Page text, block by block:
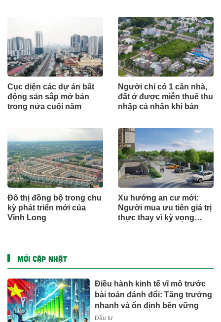
Cục diện các dự án bất
động sản sắp mở bán
trong nửa cuối năm
Người chỉ có 1 căn nhà,
đất ở được miễn thuế thu
nhập cá nhân khi bán
Đô thị đồng bộ trong chu
kỳ phát triển mới của
Vĩnh Long
Xu hướng an cư mới:
Người mua ưu tiên giá trị
thực thay vì kỳ vọng
MỚI CẬP NHẬT
Điều hành kinh tế vĩ mô trước
bài toán đánh đổi: Tăng trưởng
nhanh và ổn định bền vững
Đầu tư